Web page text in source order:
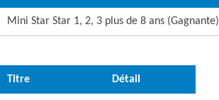
Mini Star Star 1, 2, 3 plus de 8 ans (Gagnante)
Titre Détail